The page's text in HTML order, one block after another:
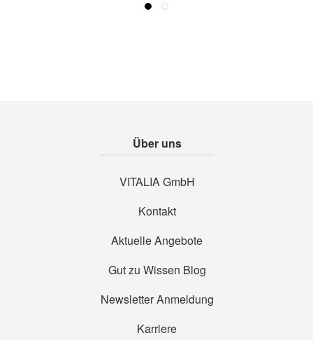
Über uns
VITALIA GmbH
Kontakt
Aktuelle Angebote
Gut zu Wissen Blog
Newsletter Anmeldung
Karriere